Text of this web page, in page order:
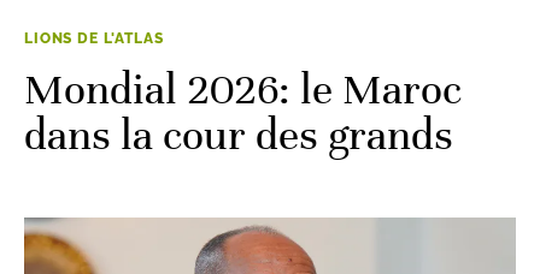
LIONS DE L'ATLAS
Mondial 2026: le Maroc
dans la cour des grands